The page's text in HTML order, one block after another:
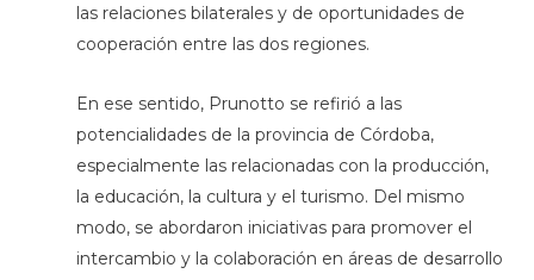
las relaciones bilaterales y de oportunidades de
cooperación entre las dos regiones.
En ese sentido, Prunotto se refirió a las
potencialidades de la provincia de Córdoba,
especialmente las relacionadas con la producción,
la educación, la cultura y el turismo. Del mismo
modo, se abordaron iniciativas para promover el
intercambio y la colaboración en áreas de desarrollo